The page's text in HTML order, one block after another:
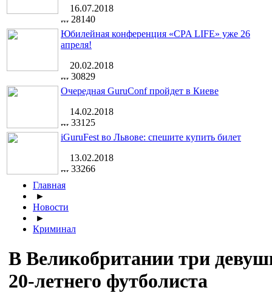
16.07.2018
28140
Юбилейная конференция «CPA LIFE» уже 26
апреля!
20.02.2018
30829
Очередная GuruConf пройдет в Киеве
14.02.2018
33125
iGuruFest во Львове: спешите купить билет
13.02.2018
33266
Главная
►
Новости
►
Криминал
В Великобритании три
20-летнего футболиста